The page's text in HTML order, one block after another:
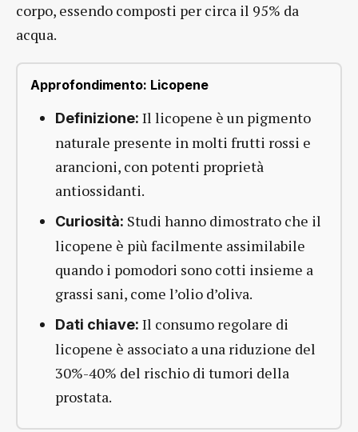
corpo, essendo composti per circa il 95% da
acqua.
Approfondimento: Licopene
Definizione: Il licopene è un pigmento
naturale presente in molti frutti rossi e
arancioni, con potenti proprietà
antiossidanti.
Curiosità: Studi hanno dimostrato che il
licopene è più facilmente assimilabile
quando i pomodori sono cotti insieme a
grassi sani, come l’olio d’oliva.
Dati chiave: Il consumo regolare di
licopene è associato a una riduzione del
30%-40% del rischio di tumori della
prostata.